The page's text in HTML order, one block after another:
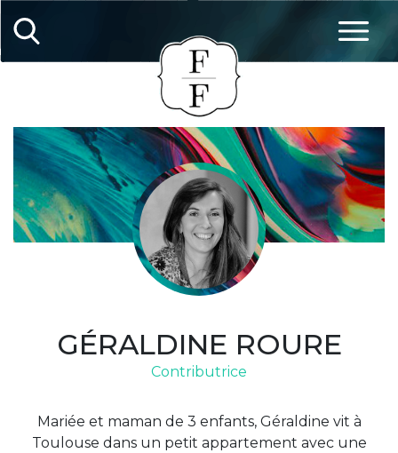
GÉRALDINE ROURE
Contributrice
Mariée et maman de 3 enfants, Géraldine vit à
Toulouse dans un petit appartement avec une